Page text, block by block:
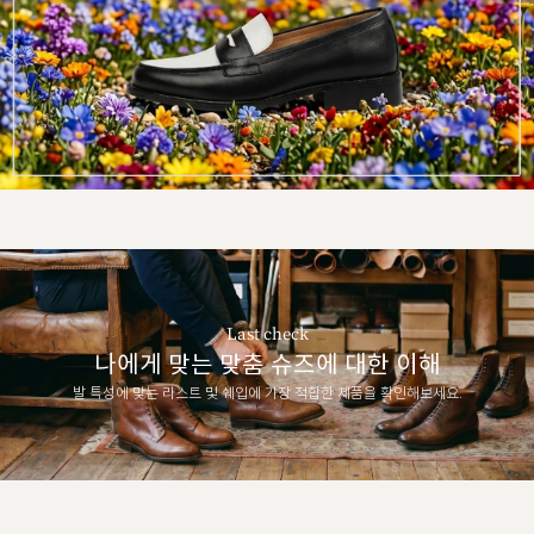
Last check
나에게 맞는 맞춤 슈즈에 대한 이해
발 특성에 맞는 라스트 및 쉐입에 가장 적합한 제품을 확인해보세요.